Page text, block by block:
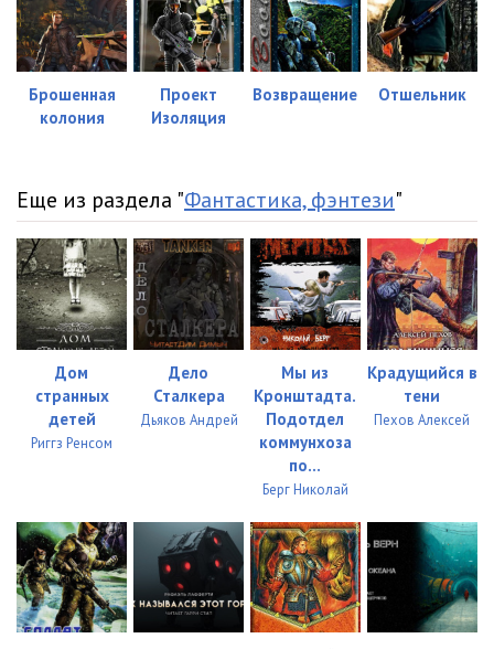
Брошенная
колония
Проект
Изоляция
Возвращение Отшельник
Еще из раздела "Фантастика, фэнтези"
Дом
странных
детей
Риггз Ренсом
Дело
Сталкера
Дьяков Андрей
Мы из
Кронштадта.
Подотдел
коммунхоза
по...
Берг Николай
Крадущийся в
тени
Пехов Алексей